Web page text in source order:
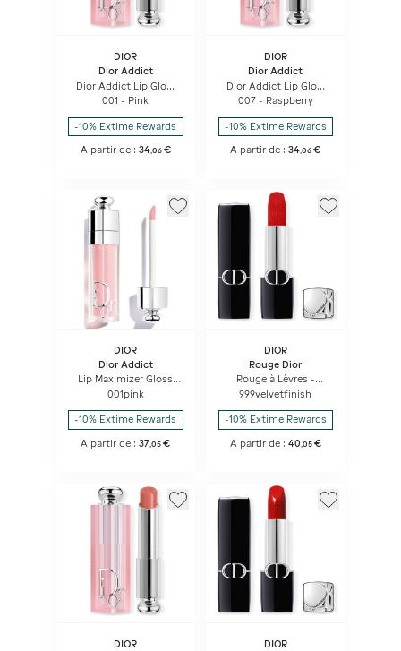
DIOR
Dior Addict
Dior Addict Lip Glow
Baume à Lèvres
Hydratant 48 H -
Couleur Activée Par Le
Ph
001 - Pink
-10% Extime Rewards
A partir de : 34,06 €
DIOR
Dior Addict
Dior Addict Lip Glow
Baume à Lèvres
Hydratant 48 H -
Couleur Activée Par Le
Ph
007 - Raspberry
-10% Extime Rewards
A partir de :34,06 €
DIOR
Dior Addict
Lip Maximizer Gloss
repulpant lèvres -
hydratation et effet
volume - instantané et
longue durée
001pink
-10% Extime Rewards
A partir de :37,05 €
DIOR
Rouge Dior
Rouge à Lèvres -
Confort Et Longue
Tenue - Soin Floral
Hydratant
999velvetfinish
-10% Extime Rewards
A partir de : 40,05 €
DIOR
DIOR